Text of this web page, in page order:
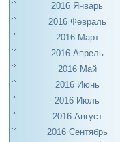
2016 Январь
2016 Февраль
2016 Март
2016 Апрель
2016 Май
2016 Июнь
2016 Июль
2016 Август
2016 Сентябрь